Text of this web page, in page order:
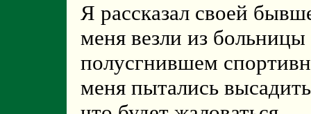
Я рассказал своей
меня везли из
полусгнившем
меня пытались